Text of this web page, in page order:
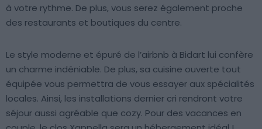
à votre rythme. De plus, vous serez également proche
des restaurants et boutiques du centre.
Le style moderne et épuré de l’airbnb à Bidart lui confère
un charme indéniable. De plus, sa cuisine ouverte tout
équipée vous permettra de vous essayer aux spécialités
locales. Ainsi, les installations dernier cri rendront votre
séjour aussi agréable que cozy. Pour des vacances en